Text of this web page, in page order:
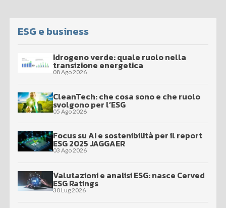
ESG e business
Idrogeno verde: quale ruolo nella
transizione energetica
08 Ago 2026
CleanTech: che cosa sono e che ruolo
svolgono per l’ESG
05 Ago 2026
Focus su AI e sostenibilità per il report
ESG 2025 JAGGAER
03 Ago 2026
Valutazioni e analisi ESG: nasce Cerved
ESG Ratings
30 Lug 2026